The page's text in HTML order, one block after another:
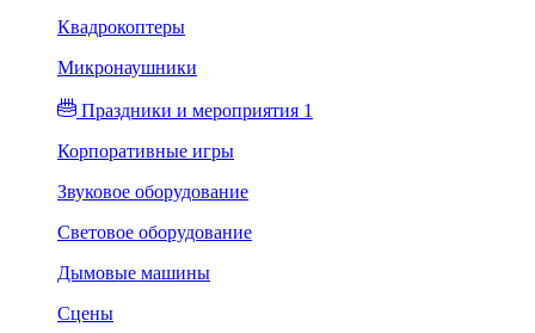
Квадрокоптеры
Микронаушники
Праздники и мероприятия 1
Корпоративные игры
Звуковое оборудование
Световое оборудование
Дымовые машины
Сцены